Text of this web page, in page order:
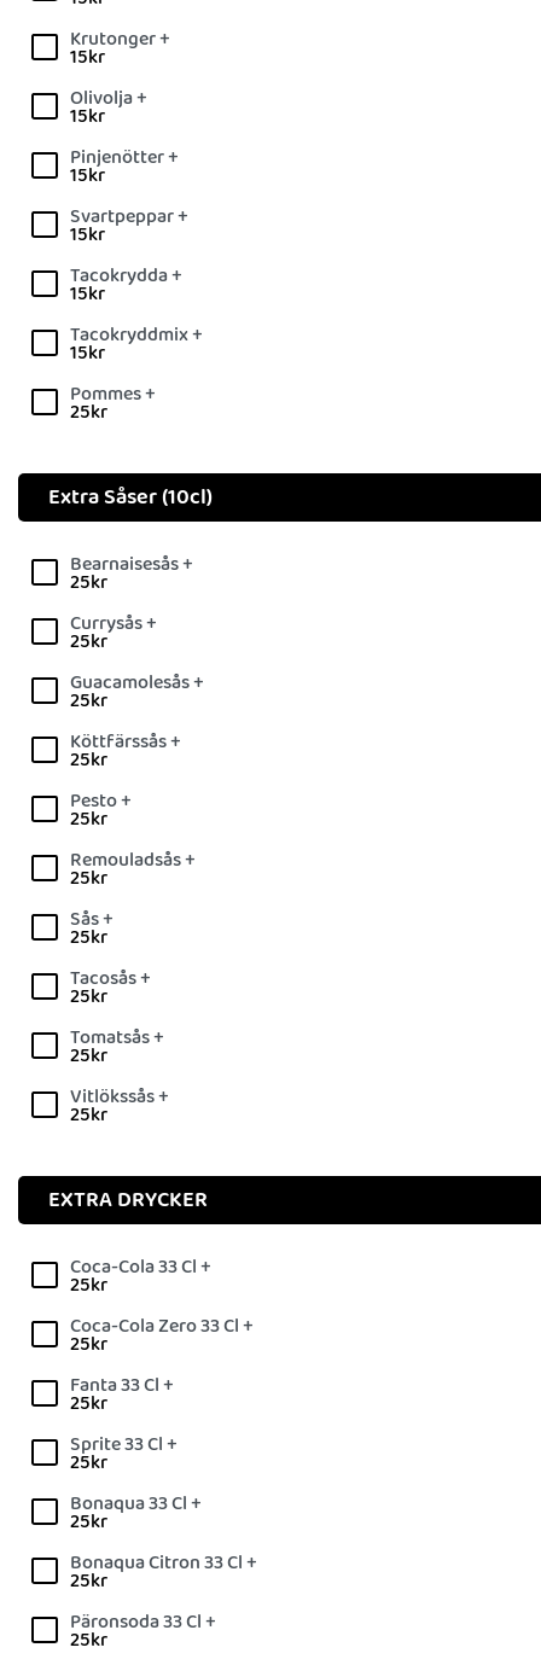
Krutonger +
15kr
Olivolja +
15kr
Pinjenötter +
15kr
Svartpeppar +
15kr
Tacokrydda +
15kr
Tacokryddmix +
15kr
Pommes +
25kr
Extra Såser (10cl)
Bearnaisesås +
25kr
Currysås +
25kr
Guacamolesås +
25kr
Köttfärssås +
25kr
Pesto +
25kr
Remouladsås +
25kr
Sås +
25kr
Tacosås +
25kr
Tomatsås +
25kr
Vitlökssås +
25kr
EXTRA DRYCKER
Coca-Cola 33 Cl +
25kr
Coca-Cola Zero 33 Cl +
25kr
Fanta 33 Cl +
25kr
Sprite 33 Cl +
25kr
Bonaqua 33 Cl +
25kr
Bonaqua Citron 33 Cl +
25kr
Päronsoda 33 Cl +
25kr